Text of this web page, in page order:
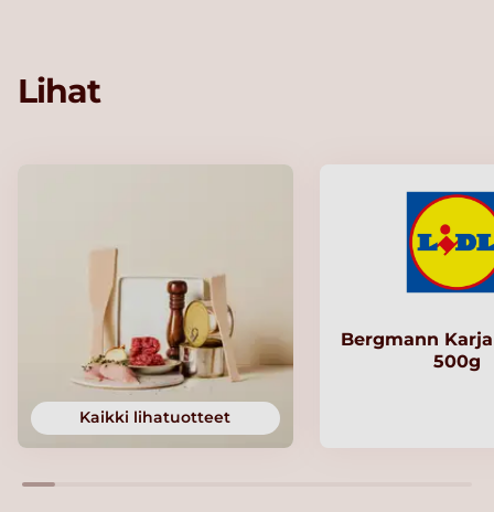
Lihat
Kaikki lihatuotteet
Bergmann
500g